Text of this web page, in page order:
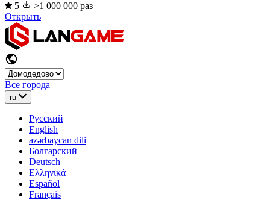
5
>1 000 000 раз
Открыть
Все города
ru
Русский
English
azərbaycan dili
Болгарский
Deutsch
Ελληνικά
Español
Français